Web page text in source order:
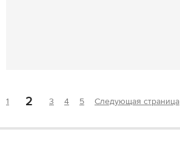
1 2 3 4 5 Следующая страница